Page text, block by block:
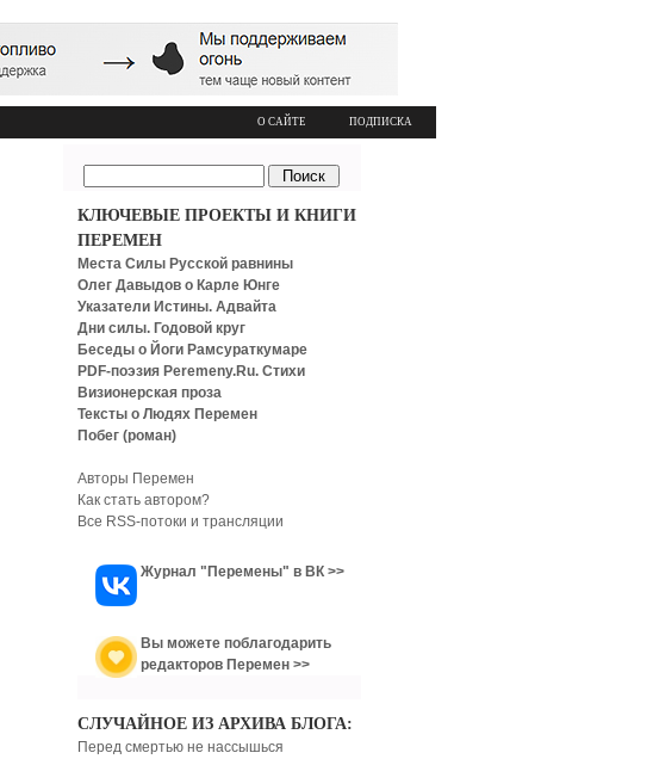
О САЙТЕ ПОДПИСКА
КЛЮЧЕВЫЕ ПРОЕКТЫ И КНИГИ
ПЕРЕМЕН
Места Силы Русской равнины
Олег Давыдов о Карле Юнге
Указатели Истины. Адвайта
Дни силы. Годовой круг
Беседы о Йоги Рамсураткумаре
PDF-поэзия Peremeny.Ru. Стихи
Визионерская проза
Тексты о Людях Перемен
Побег (роман)
Авторы Перемен
Как стать автором?
Все RSS-потоки и трансляции
Журнал "Перемены" в ВК >>
Вы можете поблагодарить
редакторов Перемен >>
СЛУЧАЙНОЕ ИЗ АРХИВА БЛОГА:
Перед смертью не нассышься